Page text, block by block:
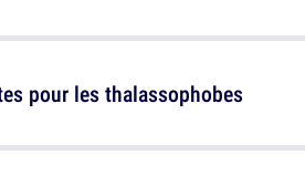
pour les thalassophobes